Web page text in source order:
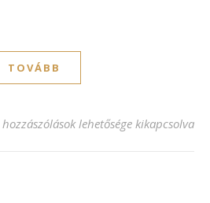
TOVÁBB
receptek: Frissítő ízek a konyhában!
lehetősége kikapcsolva